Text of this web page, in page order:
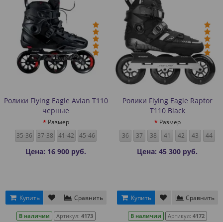
Ролики Flying Eagle Avian T110
черные
Размер
35-36
37-38 41-42 45-46
Цена: 16 900 руб.
Купить Сравнить
В наличии Артикул: 4173
Ролики Flying Eagle Raptor
T110 Black
Размер
36
37 38 41 42 43 44
Цена: 45 300 руб.
Купить Сравнить
В наличии Артикул: 4172